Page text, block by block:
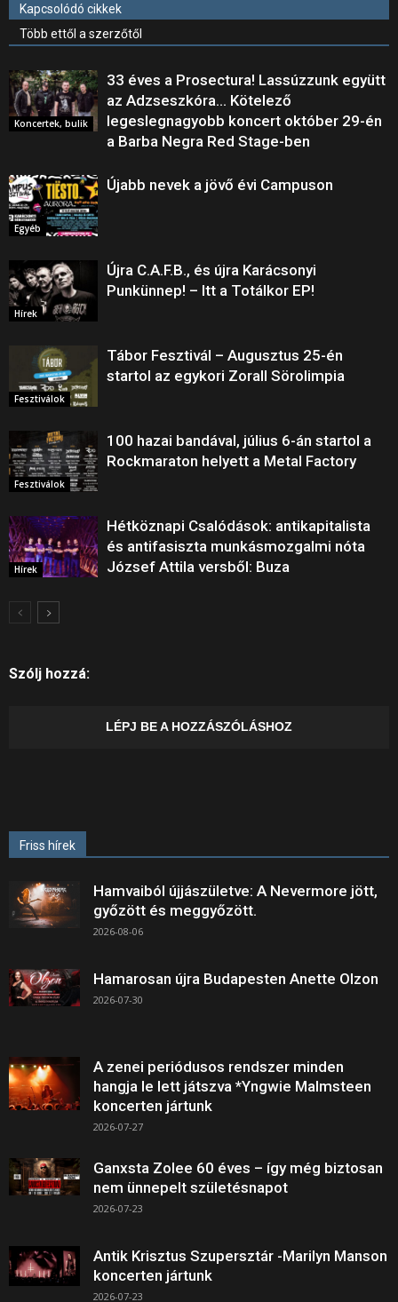
Kapcsolódó cikkek
Több ettől a szerzőtől
Koncertek, bulik
33 éves a Prosectura! Lassúzzunk együtt
az Adzseszkóra… Kötelező
legeslegnagyobb koncert október 29-én
a Barba Negra Red Stage-ben
Egyéb
Újabb nevek a jövő évi Campuson
Hírek
Újra C.A.F.B., és újra Karácsonyi
Punkünnep! – Itt a Totálkor EP!
Fesztiválok
Tábor Fesztivál – Augusztus 25-én
startol az egykori Zorall Sörolimpia
Fesztiválok
100 hazai bandával, július 6-án startol a
Rockmaraton helyett a Metal Factory
Hírek
Hétköznapi Csalódások: antikapitalista
és antifasiszta munkásmozgalmi nóta
József Attila versből: Buza
Szólj hozzá:
LÉPJ BE A HOZZÁSZÓLÁSHOZ
Friss hírek
Hamvaiból újjászületve: A Nevermore jött,
győzött és meggyőzött.
2026-08-06
Hamarosan újra Budapesten Anette Olzon
2026-07-30
A zenei periódusos rendszer minden
hangja le lett játszva *Yngwie Malmsteen
koncerten jártunk
2026-07-27
Ganxsta Zolee 60 éves – így még biztosan
nem ünnepelt születésnapot
2026-07-23
Antik Krisztus Szupersztár -Marilyn Manson
koncerten jártunk
2026-07-23